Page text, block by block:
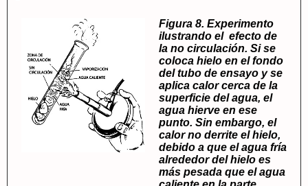
Figura 8. Experimento
ilustrando el efecto de
la no circulación. Si se
coloca hielo en el fondo
del tubo de ensayo y se
aplica calor cerca de la
superficie del agua, el
agua hierve en ese
punto. Sin embargo, el
calor no derrite el hielo,
debido a que el agua fría
alrededor del hielo es
más pesada que el agua